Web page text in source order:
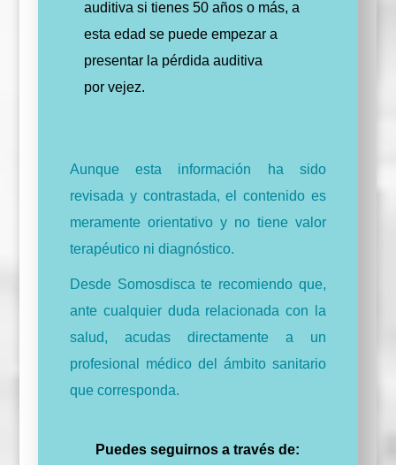
auditiva si tienes 50 años o más, a
esta edad se puede empezar a
presentar la pérdida auditiva
por vejez.
Aunque esta información ha sido
revisada y contrastada, el contenido es
meramente orientativo y no tiene valor
terapéutico ni diagnóstico.
Desde Somosdisca te recomiendo que,
ante cualquier duda relacionada con la
salud, acudas directamente a un
profesional médico del ámbito sanitario
que corresponda.
Puedes seguirnos a través de: